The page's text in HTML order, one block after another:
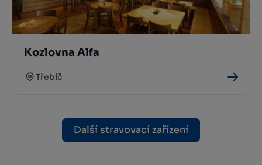
Kozlovna Alfa
Třebíč
Další stravovací zařízení